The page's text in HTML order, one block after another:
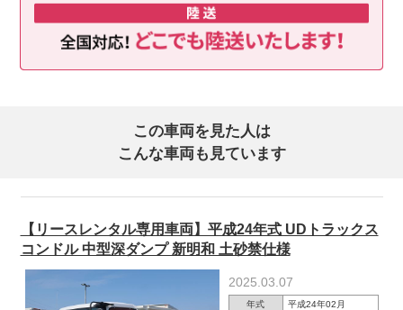
この車両を見た人は
こんな車両も見ています
【リースレンタル専用車両】平成24年式 UDトラックス
コンドル 中型深ダンプ 新明和 土砂禁仕様
2025.03.07
年式
平成24年02月